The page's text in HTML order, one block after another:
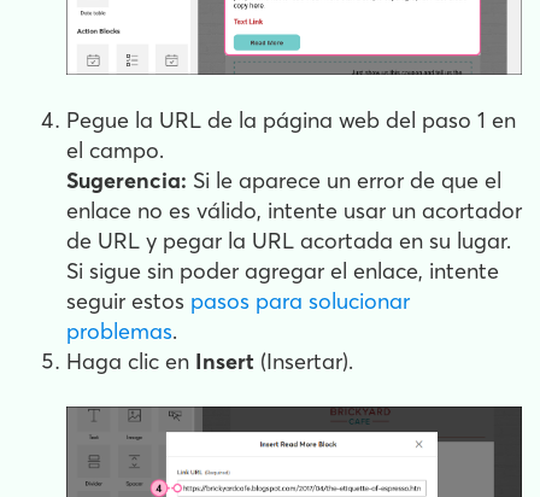
Pegue la URL de la página web del paso 1 en
el campo.
Sugerencia: Si le aparece un error de que el
enlace no es válido, intente usar un acortador
de URL y pegar la URL acortada en su lugar.
Si sigue sin poder agregar el enlace, intente
seguir estos pasos para solucionar
problemas.
Haga clic en Insert (Insertar).